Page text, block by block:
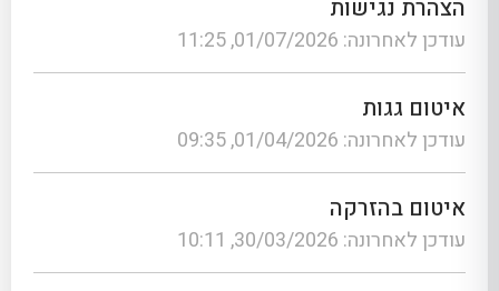
הצהרת נגישות
עודכן לאחרונה: 01/07/2026, 11:25
איטום גגות
עודכן לאחרונה: 01/04/2026, 09:35
איטום בהזרקה
עודכן לאחרונה: 30/03/2026, 10:11